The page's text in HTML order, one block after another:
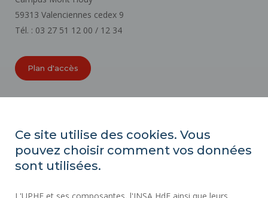
59313 Valenciennes cedex 9
Tél. : 03 27 51 12 00 / 12 34
Plan d'accès
PLAN DU SITE
DONNÉES PERSONNELLES
Ce site utilise des cookies. Vous
pouvez choisir comment vos données
sont utilisées.